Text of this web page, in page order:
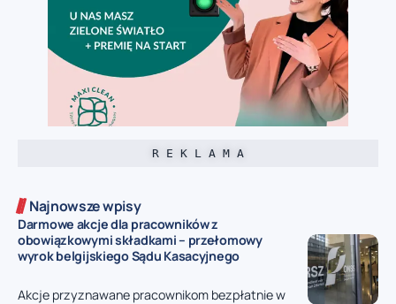
R E K L A M A
Najnowsze wpisy
Darmowe akcje dla pracowników z
obowiązkowymi składkami – przełomowy
wyrok belgijskiego Sądu Kasacyjnego
Akcje przyznawane pracownikom bezpłatnie w